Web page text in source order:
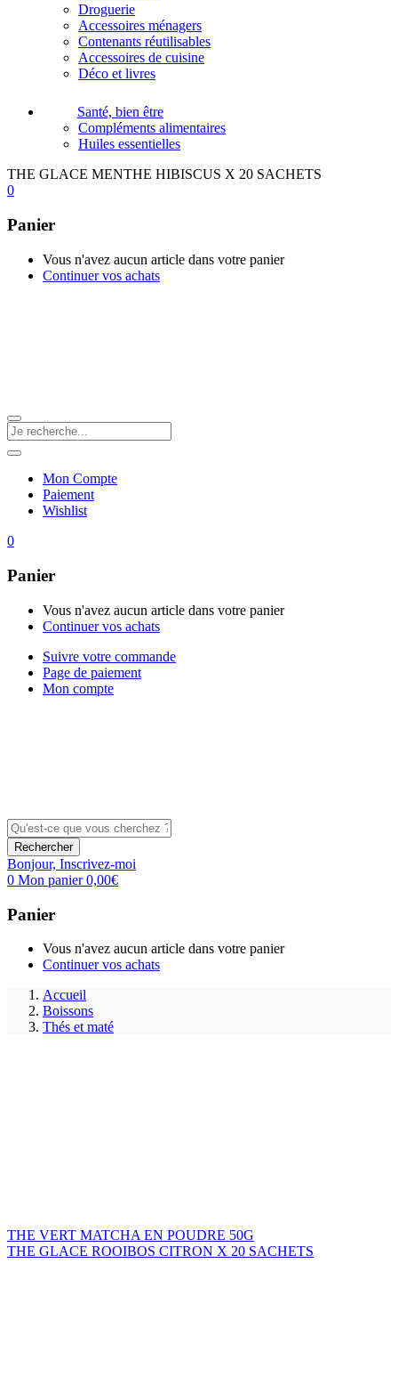
Droguerie
Accessoires ménagers
Contenants réutilisables
Accessoires de cuisine
Déco et livres
Santé, bien être
Compléments alimentaires
Huiles essentielles
THE GLACE MENTHE HIBISCUS X 20 SACHETS
0
Panier
Vous n'avez aucun article dans votre panier
Continuer vos achats
Mon Compte
Paiement
Wishlist
0
Panier
Vous n'avez aucun article dans votre panier
Continuer vos achats
Suivre votre commande
Page de paiement
Mon compte
Rechercher
Bonjour, Inscrivez-moi
0 Mon panier0,00€
Panier
Vous n'avez aucun article dans votre panier
Continuer vos achats
Accueil
Boissons
Thés et maté
THE VERT MATCHA EN POUDRE 50G
THE GLACE ROOIBOS CITRON X 20 SACHETS